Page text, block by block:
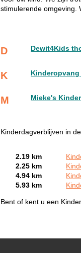
stimulerende omgeving.
D Dewit4Kids
K Kinderopvang
M Mieke's
Kinderdagverblijven in
2.19 km
2.25 km
4.94 km
5.93 km
Bent of kent u een